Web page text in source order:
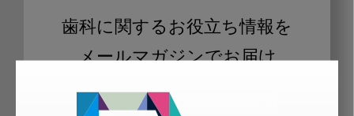
歯科に関するお役立ち情報を
メールマガジンでお届け